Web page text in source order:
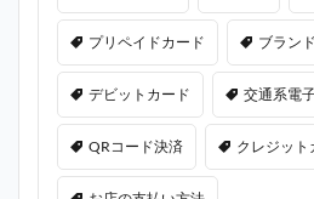
プリペイドカード ブラン
デビットカード 交通系電
QRコード決済 クレジット